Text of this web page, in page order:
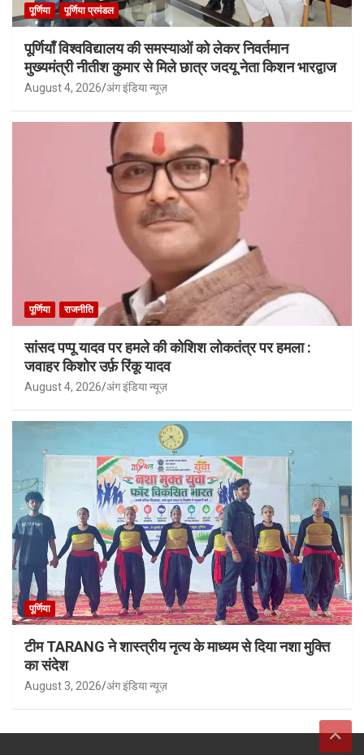
पूर्णिया पूर्णिया प्रमंडल
पूर्णियाँ विश्वविद्यालय की समस्याओं को लेकर निवर्तमान
मुख्यमंत्री नीतीश कुमार से मिले छात्र जदयू नेता किशन भारद्वाज
August 4, 2026 अंग इंडिया न्यूज़
पूर्णिया राजनीति
सांसद पप्पू यादव पर हमले की कोशिश लोकतंत्र पर हमला :
जवाहर किशोर उर्फ़ रिंकू यादव
August 4, 2026 अंग इंडिया न्यूज़
पूर्णिया
टीम TARANG ने शास्त्रीय नृत्य के माध्यम से दिया नशा मुक्ति
का संदेश
August 3, 2026 अंग इंडिया न्यूज़